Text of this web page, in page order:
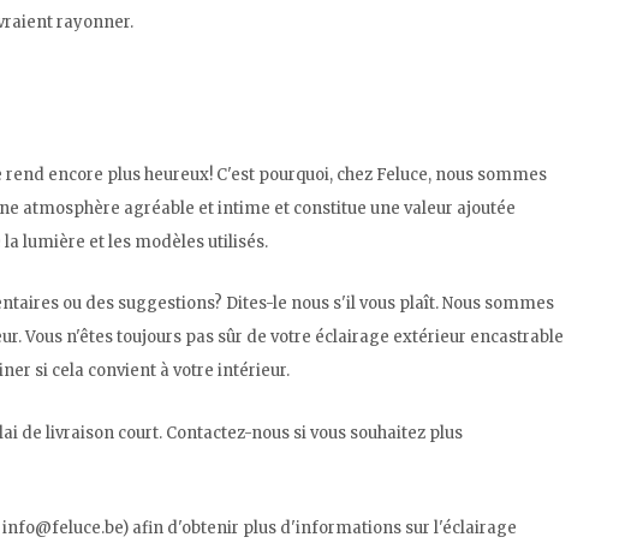
rayonner.
encore plus heureux! C'est pourquoi, chez Feluce, nous sommes
atmosphère agréable et intime et constitue une valeur ajoutée
lumière et les modèles utilisés.
ou des suggestions? Dites-le nous s'il vous plaît. Nous sommes
Vous n'êtes toujours pas sûr de votre éclairage extérieur encastrable
si cela convient à votre intérieur.
de livraison court. Contactez-nous si vous souhaitez plus
info@feluce.be) afin d'obtenir plus d'informations sur l'éclairage